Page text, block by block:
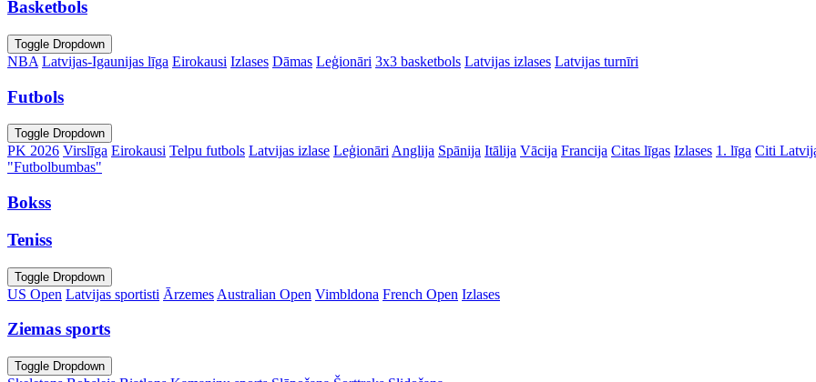
Basketbols
Toggle Dropdown
NBA Latvijas-Igaunijas līga Eirokausi Izlases Dāmas Leģionāri 3x3 basketbols Latvijas izlases Latvijas turnīri
Futbols
Toggle Dropdown
PK 2026 Virslīga Eirokausi Telpu futbols Latvijas izlase Leģionāri Anglija Spānija Itālija Vācija Francija Citas līgas Izlases 1. līga Citi
"Futbolbumbas"
Bokss
Teniss
Toggle Dropdown
US Open Latvijas sportisti Ārzemes Australian Open Vimbldona French Open Izlases
Ziemas sports
Toggle Dropdown